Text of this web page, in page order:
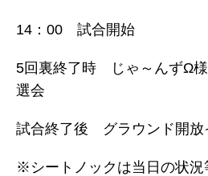
14：00 試合開始
5回裏終了時 じゃ～んずΩ様
選会
試合終了後 グラウンド開放
※シートノックは当日の状況